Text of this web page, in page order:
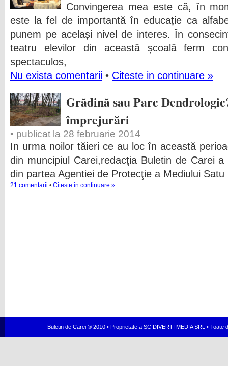
Convingerea mea este că, în
este la fel de importantă în educație ca
punem pe același nivel de interes. În
teatru elevilor din această școală ferm
spectaculos,
Nu exista comentarii • Citeste in continuare »
Grădină sau Parc
împrejurări
• publicat la 28 februarie 2014
In urma noilor tăieri ce au loc în această
din muncipiul Carei,redacţia Buletin de Carei
din partea Agentiei de Protecţie a Mediului
21 comentarii • Citeste in continuare »
Buletin de Carei ® 2010 • Proprietate a SC DIVERTI MEDIA SRL •